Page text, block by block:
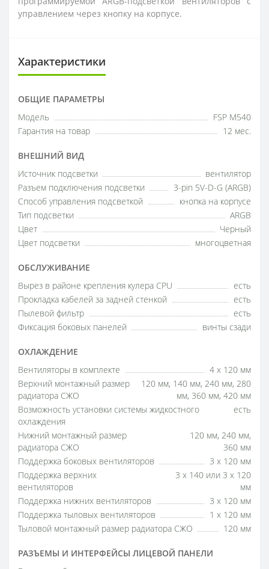
управлением через кнопку на корпусе.
Характеристики
ОБЩИЕ ПАРАМЕТРЫ
Модель
FSP M540
Гарантия на товар
12 мес.
ВНЕШНИЙ ВИД
Источник подсветки
вентилятор
Разъем подключения подсветки
3-pin 5V-D-G (ARGB)
Способ управления подсветкой
кнопка на корпусе
Тип подсветки
ARGB
Цвет
Черный
Цвет подсветки
многоцветная
ОБСЛУЖИВАНИЕ
Вырез в районе крепления кулера CPU
есть
Прокладка кабелей за задней стенкой
есть
Пылевой фильтр
есть
Фиксация боковых панелей
винты сзади
ОХЛАЖДЕНИЕ
Вентиляторы в комплекте
4 x 120 мм
Верхний монтажный размер
радиатора СЖО
120 мм, 140 мм, 240 мм, 280
мм, 360 мм, 420 мм
Возможность установки системы жидкостного
охлаждения
есть
Нижний монтажный размер
радиатора СЖО
120 мм, 240 мм,
360 мм
Поддержка боковых вентиляторов
3 x 120 мм
Поддержка верхних
вентиляторов
3 x 140 или 3 x 120
мм
Поддержка нижних вентиляторов
3 x 120 мм
Поддержка тыловых вентиляторов
1 x 120 мм
Тыловой монтажный размер радиатора СЖО
120 мм
РАЗЪЕМЫ И ИНТЕРФЕЙСЫ ЛИЦЕВОЙ ПАНЕЛИ